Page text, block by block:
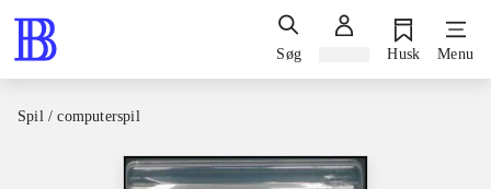
Søg Husk Menu
Spil / computerspil